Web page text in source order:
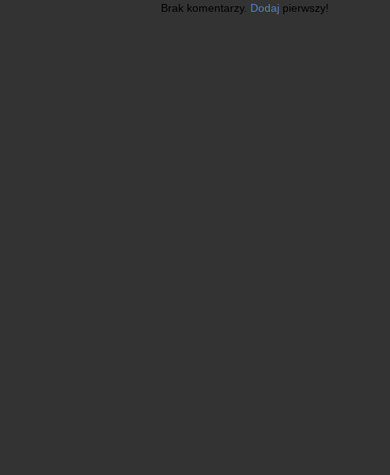
Brak komentarzy. Dodaj pierwszy!